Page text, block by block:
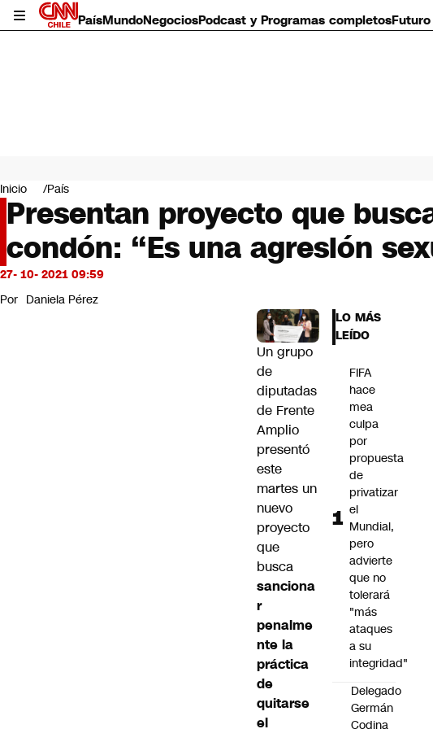
PaísMundoNegociosPodcast y Programas completos
Mundo
Negocios
Deportes
Programas completos
Cultura
Servicios
Bits
CNN Data
Inicio País
Presentan proyecto que
condón: “Es una agresión
27- 10- 2021 09:59
Por Daniela Pérez
Un grupo
de
diputadas
de Frente
Amplio
presentó
este
martes un
nuevo
proyecto
que
busca
sanciona
r
penalme
nte la
práctica
de
quitarse
el
LO MÁS
LEÍDO
FIFA
hace
mea
culpa
por
propuesta
de
privatizar
el
Mundial,
pero
advierte
que no
tolerará
"más
ataques
a su
integridad"
Delegado
Germán
Codina